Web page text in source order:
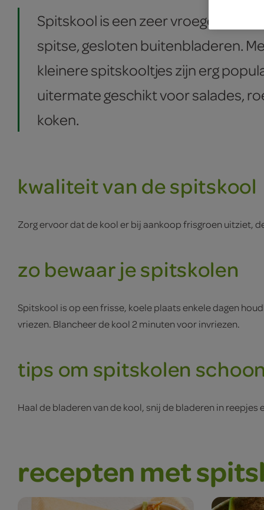
Spitskool is een zeer vroege, witte
spitse, gesloten buitenbladeren.
kleinere spitskooltjes zijn erg
uitermate geschikt voor salades,
koken.
kwaliteit van de spitskool
Zorg ervoor dat de kool er bij aankoop frisgroen uitziet,
zo bewaar je spitskolen
Spitskool is op een frisse, koele plaats enkele dagen
vriezen. Blancheer de kool 2 minuten voor invriezen.
tips om spitskolen
Haal de bladeren van de kool, snij de bladeren in reepjes
recepten met